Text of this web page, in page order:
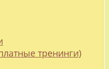
тренинги)